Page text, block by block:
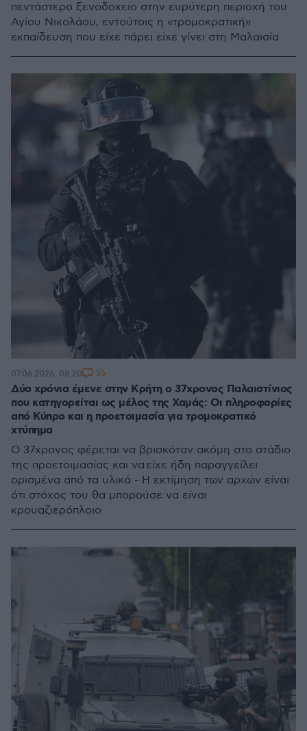
πεντάστερο ξενοδοχείο στην ευρύτερη περιοχή του
Αγίου Νικολάου, εντούτοις η «τρομοκρατική»
εκπαίδευση που είχε πάρει είχε γίνει στη Μαλαισία
Δύο χρόνια έμενε στην Κρήτη ο 37χρονος Παλαιστίνιος
που κατηγορείται ως μέλος της Χαμάς: Οι πληροφορίες
από Κύπρο και η προετοιμασία για τρομοκρατικό
χτύπημα
Ο 37χρονος φέρεται να βρισκόταν ακόμη στο στάδιο
της προετοιμασίας και να είχε ήδη παραγγείλει
ορισμένα από τα υλικά - Η εκτίμηση των αρχών είναι
ότι στόχος του θα μπορούσε να είναι
κρουαζιερόπλοιο
07.06.2026, 08:20 55